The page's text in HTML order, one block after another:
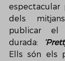
dels
publicar el
durada:
Ells són els